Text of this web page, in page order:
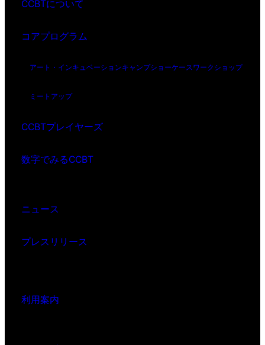
CCBTについて
コアプログラム
アート・インキュベーションキャンプショーケースワークショップ
ミートアップ
CCBTプレイヤーズ
数字でみるCCBT
ニュース
プレスリリース
利用案内